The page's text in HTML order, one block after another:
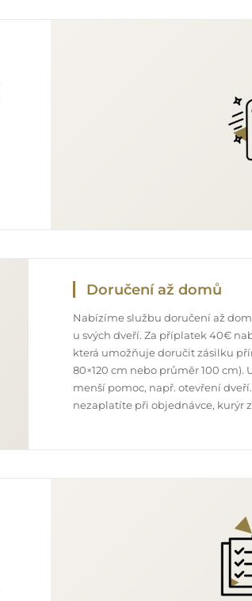
Doručení až domů
Nabízíme službu doručení až
u svých dveří. Za příplatek 40€
která umožňuje doručit zásilku
80×120 cm nebo průměr 100
menší pomoc, např. otevření
nezaplatíte při objednávce, kurýr